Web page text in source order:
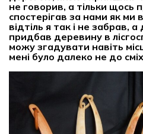
не говорив, а тільки щось
спостерігав за нами як ми
відтіль я так і не забрав,
придбав деревину в
можу згадувати навіть
мені було далеко не до